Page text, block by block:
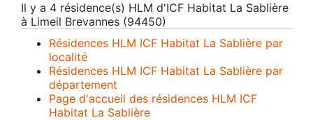
Il y a 4 résidence(s) HLM d'ICF Habitat La Sablière
à Limeil Brevannes (94450)
Résidences HLM ICF Habitat La Sablière par
localité
Résidences HLM ICF Habitat La Sablière par
département
Page d'accueil des résidences HLM ICF
Habitat La Sablière